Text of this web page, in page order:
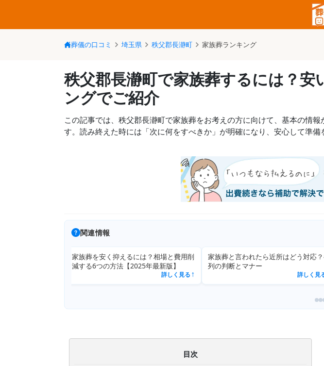
葬儀の口コミ 埼玉県 秩父郡長瀞町 家族葬ランキング
秩父郡長瀞町で家族葬するには？
ングでご紹介
この記事では、秩父郡長瀞町で家族葬をお考えの方に向けて、基本の情
す。読み終えた時には「次に何をすべきか」が明確になり、安心して準備
関連情報
家族葬と言われたら近所はどう対応？参
列の判断とマナー
詳しく見る↗
家族葬の服装・マナーを完全解説
目次